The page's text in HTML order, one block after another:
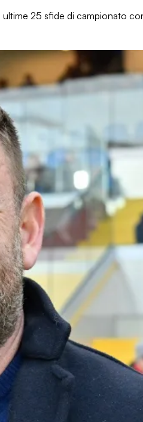
ultime 25 sfide di campionato